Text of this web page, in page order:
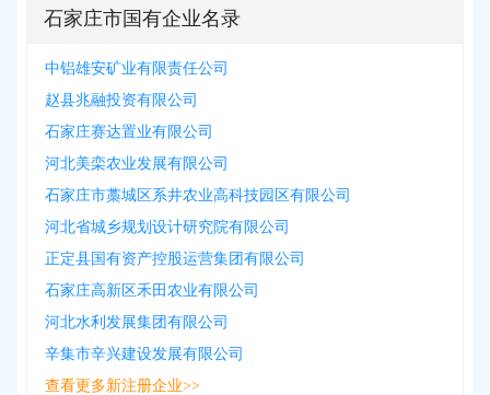
石家庄市国有企业名录
中铝雄安矿业有限责任公司
赵县兆融投资有限公司
石家庄赛达置业有限公司
河北美栾农业发展有限公司
石家庄市藁城区系井农业高科技园区有限公司
河北省城乡规划设计研究院有限公司
正定县国有资产控股运营集团有限公司
石家庄高新区禾田农业有限公司
河北水利发展集团有限公司
辛集市辛兴建设发展有限公司
查看更多新注册企业>>